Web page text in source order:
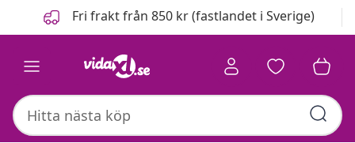
FöregåendeFri frakt från 850 kr (fastlandet i Sverige)